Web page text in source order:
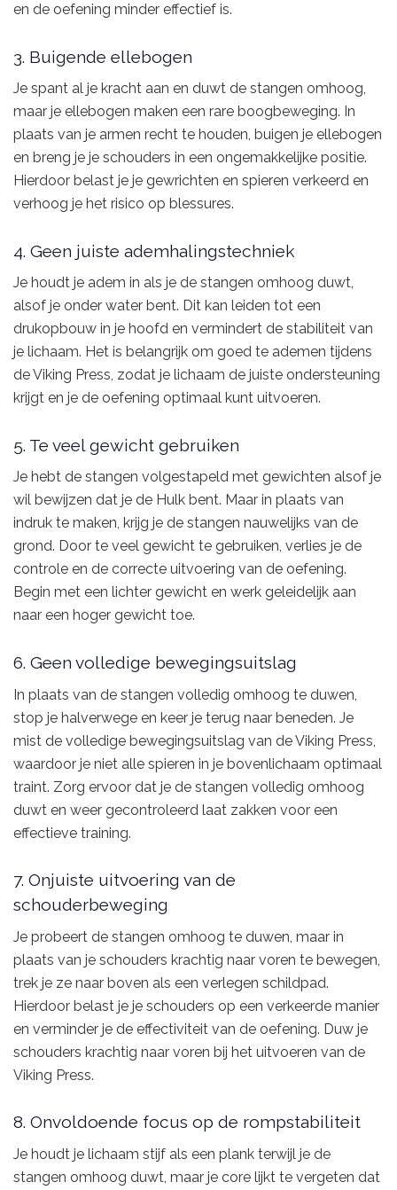
en de oefening minder effectief is.
3. Buigende ellebogen
Je spant al je kracht aan en duwt de stangen omhoog,
maar je ellebogen maken een rare boogbeweging. In
plaats van je armen recht te houden, buigen je ellebogen
en breng je je schouders in een ongemakkelijke positie.
Hierdoor belast je je gewrichten en spieren verkeerd en
verhoog je het risico op blessures.
4. Geen juiste ademhalingstechniek
Je houdt je adem in als je de stangen omhoog duwt,
alsof je onder water bent. Dit kan leiden tot een
drukopbouw in je hoofd en vermindert de stabiliteit van
je lichaam. Het is belangrijk om goed te ademen tijdens
de Viking Press, zodat je lichaam de juiste ondersteuning
krijgt en je de oefening optimaal kunt uitvoeren.
5. Te veel gewicht gebruiken
Je hebt de stangen volgestapeld met gewichten alsof je
wil bewijzen dat je de Hulk bent. Maar in plaats van
indruk te maken, krijg je de stangen nauwelijks van de
grond. Door te veel gewicht te gebruiken, verlies je de
controle en de correcte uitvoering van de oefening.
Begin met een lichter gewicht en werk geleidelijk aan
naar een hoger gewicht toe.
6. Geen volledige bewegingsuitslag
In plaats van de stangen volledig omhoog te duwen,
stop je halverwege en keer je terug naar beneden. Je
mist de volledige bewegingsuitslag van de Viking Press,
waardoor je niet alle spieren in je bovenlichaam optimaal
traint. Zorg ervoor dat je de stangen volledig omhoog
duwt en weer gecontroleerd laat zakken voor een
effectieve training.
7. Onjuiste uitvoering van de
schouderbeweging
Je probeert de stangen omhoog te duwen, maar in
plaats van je schouders krachtig naar voren te bewegen,
trek je ze naar boven als een verlegen schildpad.
Hierdoor belast je je schouders op een verkeerde manier
en verminder je de effectiviteit van de oefening. Duw je
schouders krachtig naar voren bij het uitvoeren van de
Viking Press.
8. Onvoldoende focus op de rompstabiliteit
Je houdt je lichaam stijf als een plank terwijl je de
stangen omhoog duwt, maar je core lijkt te vergeten dat